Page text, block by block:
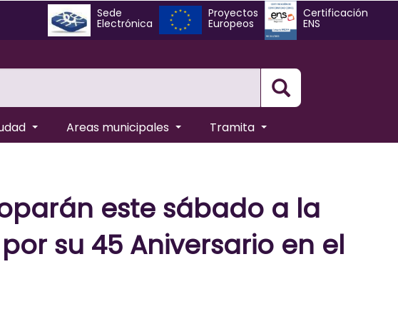
Sede
Electrónica
Proyectos
Europeos
Certificación
ENS
Busqueda
Areas municipales Tramita
este sábado a la
su 45 Aniversario en el